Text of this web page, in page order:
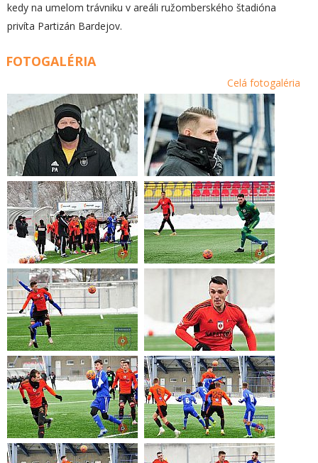
kedy na umelom trávniku v areáli ružomberského štadióna
privíta Partizán Bardejov.
FOTOGALÉRIA
Celá fotogaléria